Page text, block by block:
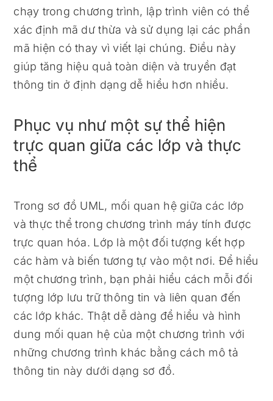
chạy trong chương trình, lập trình viên có thể
xác định mã dư thừa và sử dụng lại các phần
mã hiện có thay vì viết lại chúng. Điều này
giúp tăng hiệu quả toàn diện và truyền đạt
thông tin ở định dạng dễ hiểu hơn nhiều.
Phục vụ như một sự thể hiện
trực quan giữa các lớp và thực
thể
Trong sơ đồ UML, mối quan hệ giữa các lớp
và thực thể trong chương trình máy tính được
trực quan hóa. Lớp là một đối tượng kết hợp
các hàm và biến tương tự vào một nơi. Để hiểu
một chương trình, bạn phải hiểu cách mỗi đối
tượng lớp lưu trữ thông tin và liên quan đến
các lớp khác. Thật dễ dàng để hiểu và hình
dung mối quan hệ của một chương trình với
những chương trình khác bằng cách mô tả
thông tin này dưới dạng sơ đồ.